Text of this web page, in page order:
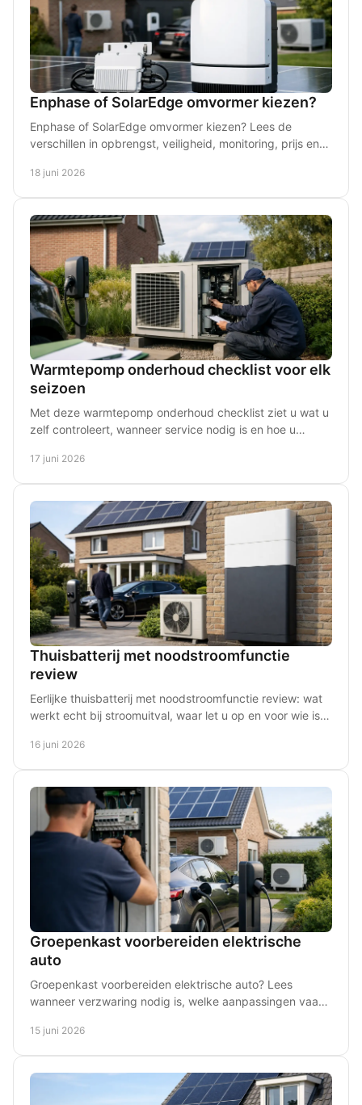
Enphase of SolarEdge omvormer kiezen?
Enphase of SolarEdge omvormer kiezen? Lees de
verschillen in opbrengst, veiligheid, monitoring, prijs en
18 juni 2026
Warmtepomp onderhoud checklist voor elk
seizoen
Met deze warmtepomp onderhoud checklist ziet u wat u
zelf controleert, wanneer service nodig is en hoe u
17 juni 2026
Thuisbatterij met noodstroomfunctie
review
Eerlijke thuisbatterij met noodstroomfunctie review: wat
werkt echt bij stroomuitval, waar let u op en voor wie is
16 juni 2026
Groepenkast voorbereiden elektrische
auto
Groepenkast voorbereiden elektrische auto? Lees
wanneer verzwaring nodig is, welke aanpassingen vaak
15 juni 2026